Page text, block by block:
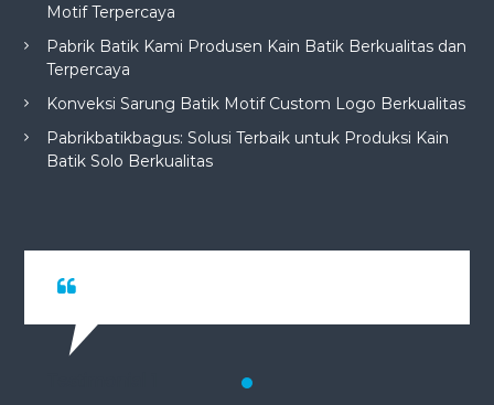
Motif Terpercaya
Pabrik Batik Kami Produsen Kain Batik Berkualitas dan
Terpercaya
Konveksi Sarung Batik Motif Custom Logo Berkualitas
Pabrikbatikbagus: Solusi Terbaik untuk Produksi Kain
Batik Solo Berkualitas